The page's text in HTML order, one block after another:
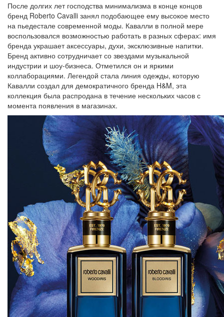
После долгих лет господства минимализма в конце концов
бренд Roberto Cavalli занял подобающее ему высокое место
на пьедес­тале современной моды. Кавалли в полной мере
воспользовался возможностью работать в разных сферах: имя
бренда украшает аксессуары, духи, эксклюзивные напитки.
Бренд активно сотрудничает со звездами музыкальной
индустрии и шоу-бизнеса. Отметился он и яркими
коллаборация­ми. Легендой стала линия одежды, которую
Кавалли создал для демократичного бренда H&M, эта
коллекция была распродана в течение нескольких часов с
момента появления в магазинах.